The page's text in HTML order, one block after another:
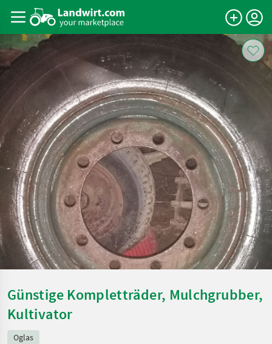
Günstige Kompletträder, Mulchgrubber,
Kultivator
Oglas